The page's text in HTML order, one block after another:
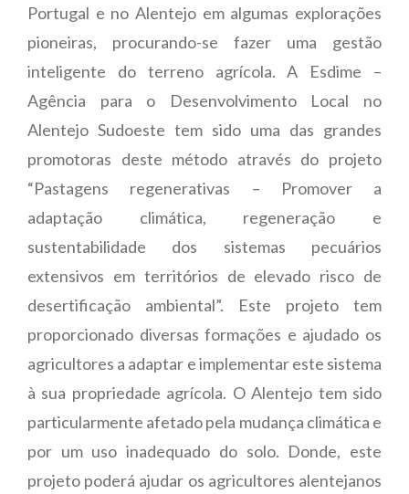
Portugal e no Alentejo em algumas explorações
pioneiras, procurando-se fazer uma gestão
inteligente do terreno agrícola. A Esdime –
Agência para o Desenvolvimento Local no
Alentejo Sudoeste tem sido uma das grandes
promotoras deste método através do projeto
“Pastagens regenerativas – Promover a
adaptação climática, regeneração e
sustentabilidade dos sistemas pecuários
extensivos em territórios de elevado risco de
desertificação ambiental”. Este projeto tem
proporcionado diversas formações e ajudado os
agricultores a adaptar e implementar este sistema
à sua propriedade agrícola. O Alentejo tem sido
particularmente afetado pela mudança climática e
por um uso inadequado do solo. Donde, este
projeto poderá ajudar os agricultores alentejanos